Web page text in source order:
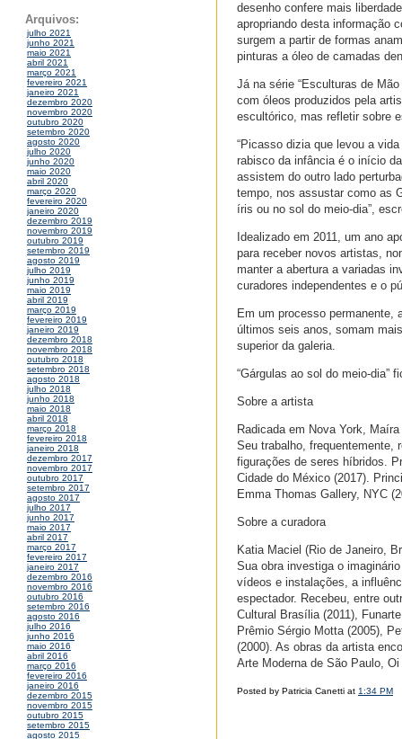
Arquivos:
julho 2021
junho 2021
maio 2021
abril 2021
março 2021
fevereiro 2021
janeiro 2021
dezembro 2020
novembro 2020
outubro 2020
setembro 2020
agosto 2020
julho 2020
junho 2020
maio 2020
abril 2020
março 2020
fevereiro 2020
janeiro 2020
dezembro 2019
novembro 2019
outubro 2019
setembro 2019
agosto 2019
julho 2019
junho 2019
maio 2019
abril 2019
março 2019
fevereiro 2019
janeiro 2019
dezembro 2018
novembro 2018
outubro 2018
setembro 2018
agosto 2018
julho 2018
junho 2018
maio 2018
abril 2018
março 2018
fevereiro 2018
janeiro 2018
dezembro 2017
novembro 2017
outubro 2017
setembro 2017
agosto 2017
julho 2017
junho 2017
maio 2017
abril 2017
março 2017
fevereiro 2017
janeiro 2017
dezembro 2016
novembro 2016
outubro 2016
setembro 2016
agosto 2016
julho 2016
junho 2016
maio 2016
abril 2016
março 2016
fevereiro 2016
janeiro 2016
dezembro 2015
novembro 2015
outubro 2015
setembro 2015
agosto 2015
desenho confere mais
apropriando desta informação
surgem a partir de formas
pinturas a óleo de camadas
Já na série “Esculturas de
com óleos produzidos pela
escultórico, mas refletir sobre
“Picasso dizia que levou a
rabisco da infância é o início
assistem do outro lado
tempo, nos assustar como as
íris ou no sol do meio-dia”,
Idealizado em 2011, um ano
para receber novos artistas,
manter a abertura a variadas
curadores independentes e o
Em um processo permanente,
últimos seis anos, somam
superior da galeria.
“Gárgulas ao sol do meio-dia”
Sobre a artista
Radicada em Nova York,
Seu trabalho, frequentemente,
figurações de seres híbridos.
Cidade do México (2017).
Emma Thomas Gallery, NYC
Sobre a curadora
Katia Maciel (Rio de Janeiro,
Sua obra investiga o
vídeos e instalações, a
espectador. Recebeu, entre
Cultural Brasília (2011),
Prêmio Sérgio Motta (2005),
(2000). As obras da artista
Arte Moderna de São Paulo,
Posted by Patricia Canetti at 1:34 PM